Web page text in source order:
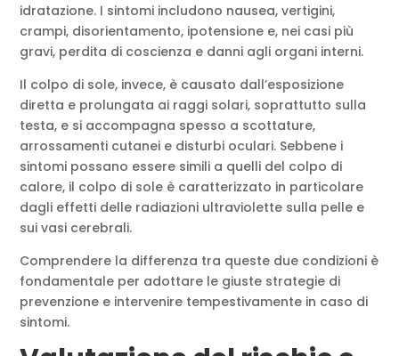
idratazione. I sintomi includono nausea, vertigini,
crampi, disorientamento, ipotensione e, nei casi più
gravi, perdita di coscienza e danni agli organi interni.
Il colpo di sole, invece, è causato dall’esposizione
diretta e prolungata ai raggi solari, soprattutto sulla
testa, e si accompagna spesso a scottature,
arrossamenti cutanei e disturbi oculari. Sebbene i
sintomi possano essere simili a quelli del colpo di
calore, il colpo di sole è caratterizzato in particolare
dagli effetti delle radiazioni ultraviolette sulla pelle e
sui vasi cerebrali.
Comprendere la differenza tra queste due condizioni è
fondamentale per adottare le giuste strategie di
prevenzione e intervenire tempestivamente in caso di
sintomi.